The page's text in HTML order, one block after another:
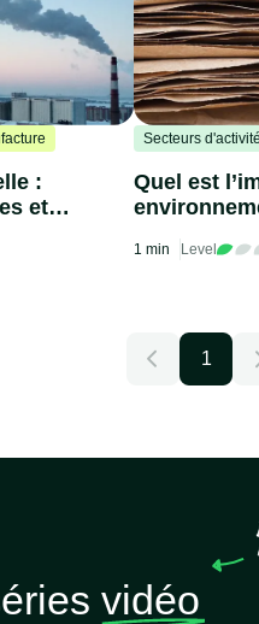
:
et
Secteurs d'activité
Quel est
1 min Level
1
vidéo